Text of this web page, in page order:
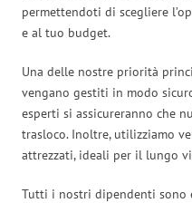
permettendoti di scegliere
e al tuo budget.
Una delle nostre priorità
vengano gestiti in modo
esperti si assicureranno che
trasloco. Inoltre, utilizziamo
attrezzati, ideali per il lungo
Tutti i nostri dipendenti sono